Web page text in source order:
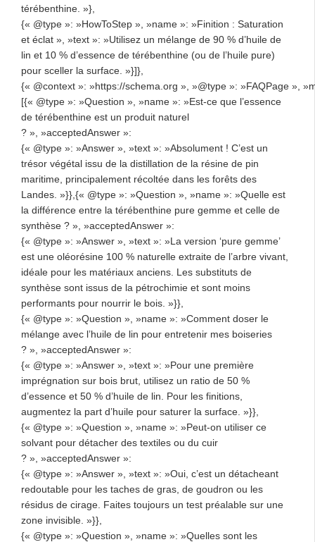
térébenthine. »},
{« @type »: »HowToStep », »name »: »Finition : Saturation
et éclat », »text »: »Utilisez un mélange de 90 % d’huile de
lin et 10 % d’essence de térébenthine (ou de l’huile pure)
pour sceller la surface. »}]},
{« @context »: »https://schema.org », »@type »: »FAQPage »,
[{« @type »: »Question », »name »: »Est-ce que l’essence
de térébenthine est un produit naturel
? », »acceptedAnswer »:
{« @type »: »Answer », »text »: »Absolument ! C’est un
trésor végétal issu de la distillation de la résine de pin
maritime, principalement récoltée dans les forêts des
Landes. »}},{« @type »: »Question », »name »: »Quelle est
la différence entre la térébenthine pure gemme et celle de
synthèse ? », »acceptedAnswer »:
{« @type »: »Answer », »text »: »La version ‘pure gemme’
est une oléorésine 100 % naturelle extraite de l’arbre vivant,
idéale pour les matériaux anciens. Les substituts de
synthèse sont issus de la pétrochimie et sont moins
performants pour nourrir le bois. »}},
{« @type »: »Question », »name »: »Comment doser le
mélange avec l’huile de lin pour entretenir mes boiseries
? », »acceptedAnswer »:
{« @type »: »Answer », »text »: »Pour une première
imprégnation sur bois brut, utilisez un ratio de 50 %
d’essence et 50 % d’huile de lin. Pour les finitions,
augmentez la part d’huile pour saturer la surface. »}},
{« @type »: »Question », »name »: »Peut-on utiliser ce
solvant pour détacher des textiles ou du cuir
? », »acceptedAnswer »:
{« @type »: »Answer », »text »: »Oui, c’est un détacheant
redoutable pour les taches de gras, de goudron ou les
résidus de cirage. Faites toujours un test préalable sur une
zone invisible. »}},
{« @type »: »Question », »name »: »Quelles sont les